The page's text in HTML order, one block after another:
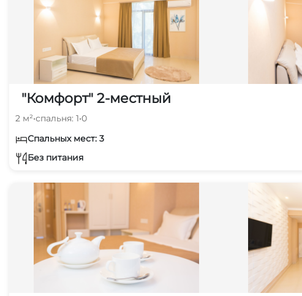
"Комфорт" 2-местный
2 м²•спальня: 1•0
Спальных мест: 3
Без питания